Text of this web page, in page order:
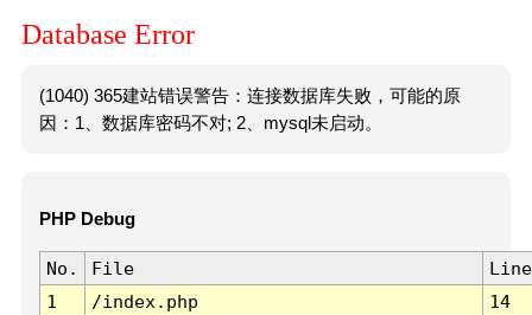
Database Error
(1040) 365建站错误警告：连接数据库失败，可能的原
因：1、数据库密码不对; 2、mysql未启动。
PHP Debug
No. File
Line
1
/index.php 14